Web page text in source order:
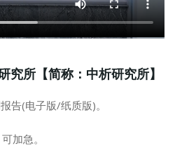
究所【简称：中析研究所】
告(电子版/纸质版)。
加急。